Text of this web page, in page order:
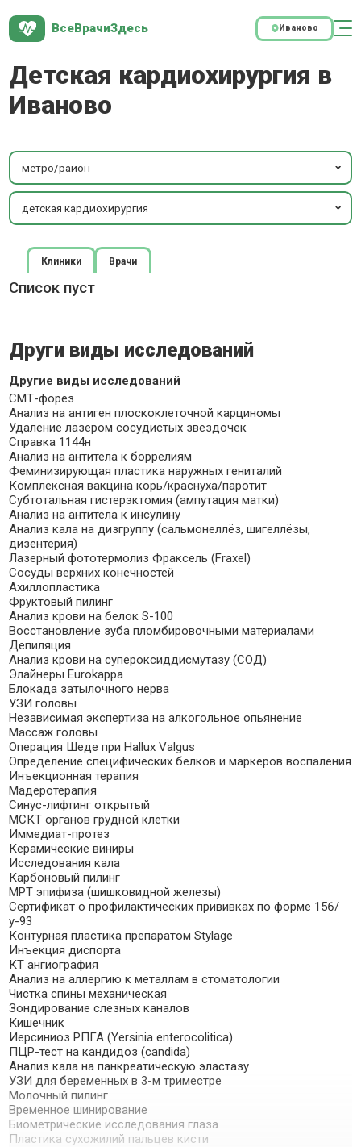
ВсеВрачиЗдесь Иваново
Детская кардиохирургия в
Иваново
метро/район
детская кардиохирургия
Клиники Врачи
Список пуст
Други виды исследований
Другие виды исследований
СМТ-форез
Анализ на антиген плоскоклеточной карциномы
Удаление лазером сосудистых звездочек
Справка 1144н
Анализ на антитела к боррелиям
Феминизирующая пластика наружных гениталий
Комплексная вакцина корь/краснуха/паротит
Субтотальная гистерэктомия (ампутация матки)
Анализ на антитела к инсулину
Анализ кала на дизгруппу (сальмонеллёз, шигеллёзы,
дизентерия)
Лазерный фототермолиз Фраксель (Fraxel)
Сосуды верхних конечностей
Ахиллопластика
Фруктовый пилинг
Анализ крови на белок S-100
Восстановление зуба пломбировочными материалами
Депиляция
Анализ крови на супероксиддисмутазу (СОД)
Элайнеры Eurokappa
Блокада затылочного нерва
УЗИ головы
Независимая экспертиза на алкогольное опьянение
Массаж головы
Операция Шеде при Hallux Valgus
Определение специфических белков и маркеров воспаления
Инъекционная терапия
Мадеротерапия
Синус-лифтинг открытый
МСКТ органов грудной клетки
Иммедиат-протез
Керамические виниры
Исследования кала
Карбоновый пилинг
МРТ эпифиза (шишковидной железы)
Сертификат о профилактических прививках по форме 156/
у-93
Контурная пластика препаратом Stylage
Инъекция диспорта
КТ ангиография
Анализ на аллергию к металлам в стоматологии
Чистка спины механическая
Зондирование слезных каналов
Кишечник
Иерсиниоз РПГА (Yersinia enterocolitica)
ПЦР-тест на кандидоз (candida)
Анализ кала на панкреатическую эластазу
УЗИ для беременных в 3-м триместре
Молочный пилинг
Временное шинирование
Биометрические исследования глаза
Пластика сухожилий пальцев кисти